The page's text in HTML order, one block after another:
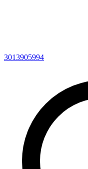
3013905994